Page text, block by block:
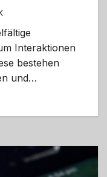
Interaktionen
bestehen
und…